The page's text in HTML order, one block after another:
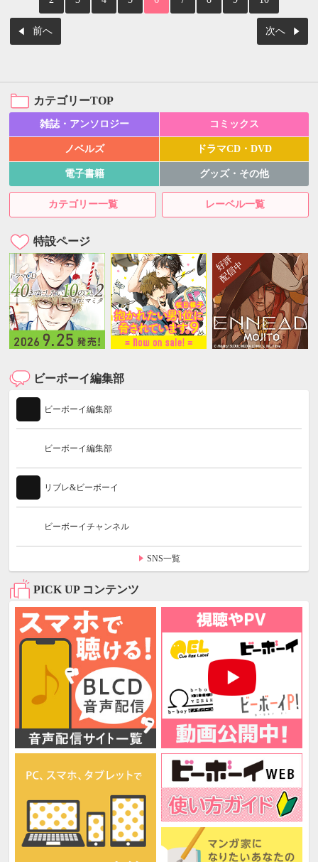
前へ 次へ
カテゴリーTOP
雑誌・アンソロジー コミックス
ノベルズ ドラマCD・DVD
電子書籍 グッズ・その他
カテゴリー一覧 レーベル一覧
特設ページ
ビーボーイ編集部
ビーボーイ編集部
ビーボーイ編集部
リブレ&ビーボーイ
ビーボーイチャンネル
SNS一覧
PICK UP コンテンツ